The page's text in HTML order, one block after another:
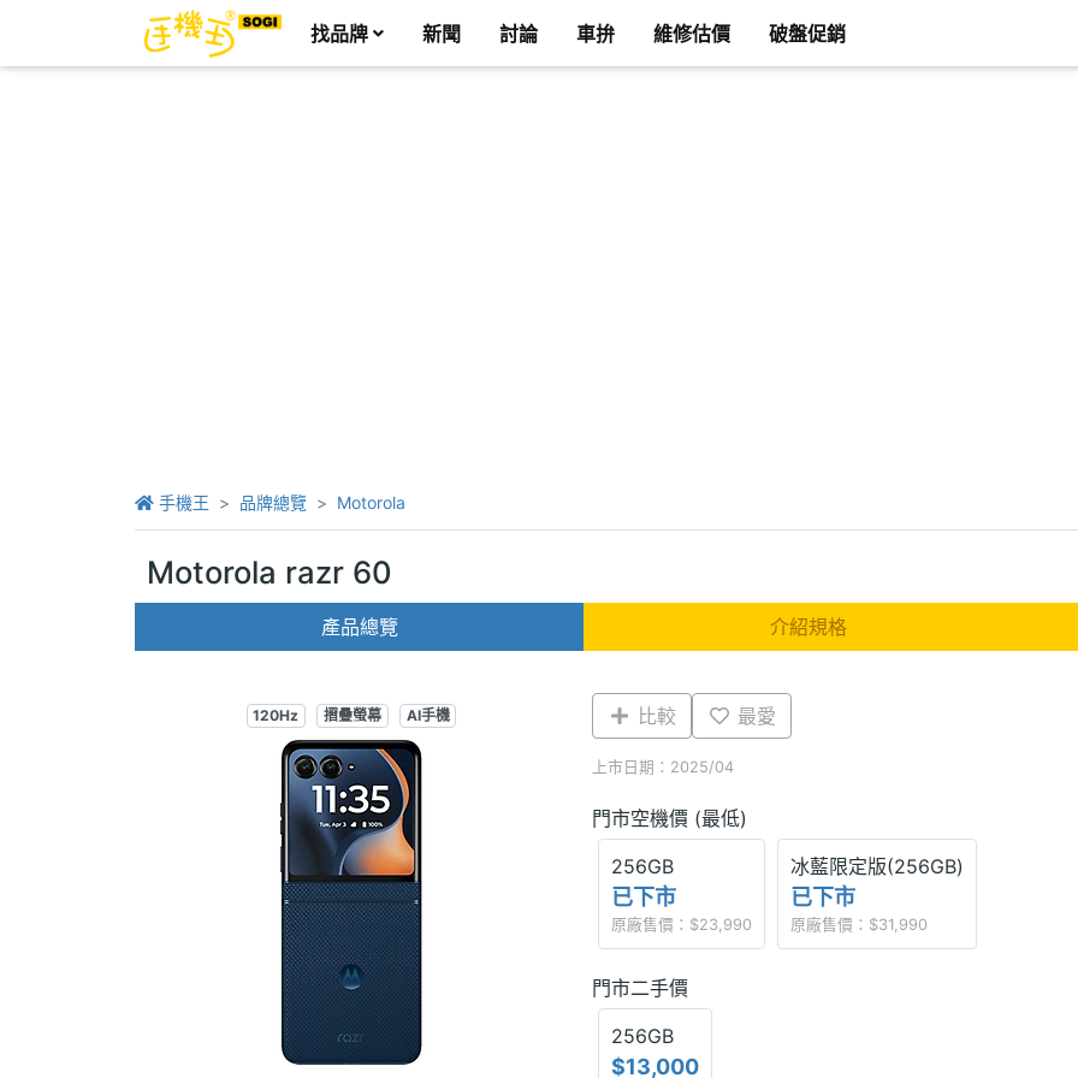
找品牌 新聞 討論 車拚 維修估價 破盤促銷
手機王 品牌總覽 Motorola
Motorola razr 60
產品總覽 介紹規格
120Hz 摺疊螢幕 AI手機 比較 最愛
上市日期：2025/04
門市空機價 (最低)
256GB
已下市
原廠售價：$23,990
冰藍限定版(256GB)
已下市
原廠售價：$31,990
門市二手價
256GB
$13,000